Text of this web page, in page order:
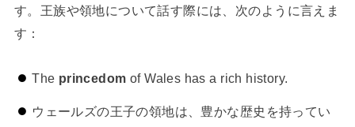
す。王族や領地について話す際には、次のように言えま
す：
The princedom of Wales has a rich history.
ウェールズの王子の領地は、豊かな歴史を持ってい